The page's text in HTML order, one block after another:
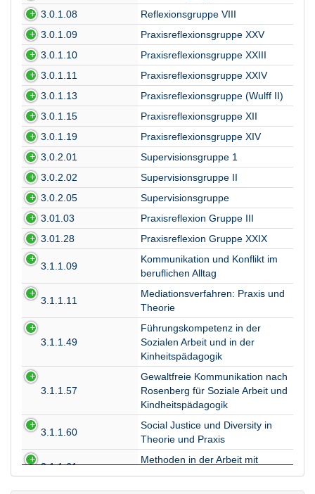
3.0.1.08
Reflexionsgruppe VIII
3.0.1.09
Praxisreflexionsgruppe XXV
3.0.1.10
Praxisreflexionsgruppe XXIII
3.0.1.11
Praxisreflexionsgruppe XXIV
3.0.1.13
Praxisreflexionsgruppe (Wulff II)
3.0.1.15
Praxisreflexionsgruppe XII
3.0.1.19
Praxisreflexionsgruppe XIV
3.0.2.01
Supervisionsgruppe 1
3.0.2.02
Supervisionsgruppe II
3.0.2.05
Supervisionsgruppe
3.01.03
Praxisreflexion Gruppe III
3.01.28
Praxisreflexion Gruppe XXIX
3.1.1.09
Kommunikation und Konflikt im
beruflichen Alltag
3.1.1.11
Mediationsverfahren: Praxis und
Theorie
3.1.1.49
Führungskompetenz in der
Sozialen Arbeit und in der
Kinheitspädagogik
3.1.1.57
Gewaltfreie Kommunikation nach
Rosenberg für Soziale Arbeit und
Kindheitspädagogik
3.1.1.60
Social Justice und Diversity in
Theorie und Praxis
3.1.1.61
Methoden in der Arbeit mit
Gruppen